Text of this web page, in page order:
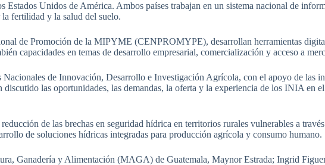
Unidos de América. Ambos países trabajan en un sistema nacional de
la fertilidad y la salud del suelo.
de Promoción de la MIPYME (CENPROMYPE), desarrollan herramientas
capacidades en temas de desarrollo empresarial, comercialización y acceso a
de Innovación, Desarrollo e Investigación Agrícola, con el apoyo de las
discutido las oportunidades, las demandas, la oferta y la experiencia de los INIA en
de las brechas en seguridad hídrica en territorios rurales vulnerables a
de soluciones hídricas integradas para producción agrícola y consumo humano.
Ganadería y Alimentación (MAGA) de Guatemala, Maynor Estrada; Ingrid